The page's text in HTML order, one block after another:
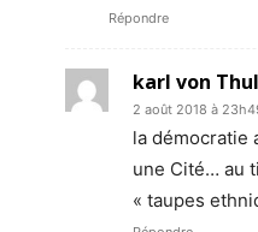
Répondre
karl von
2 août 2018 à
la démocratie
une Cité… au
« taupes